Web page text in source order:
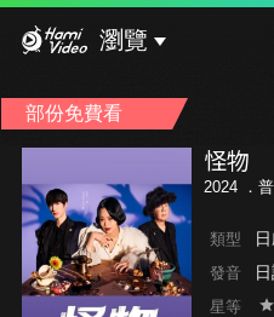
瀏覽
部份免費看
怪物
2024 ．
類型 日
發音
星等